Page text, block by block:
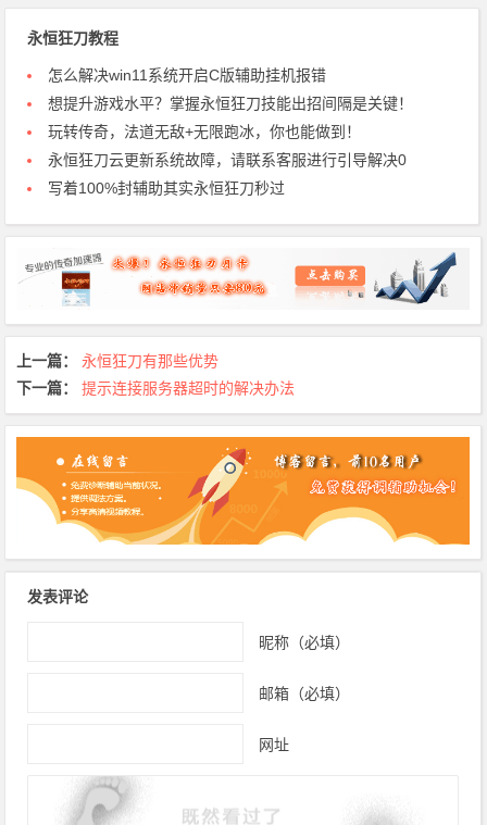
永恒狂刀教程
怎么解决win11系统开启C版辅助挂机报错
想提升游戏水平？掌握永恒狂刀技能出招间隔是关键！
玩转传奇，法道无敌+无限跑冰，你也能做到！
永恒狂刀云更新系统故障，请联系客服进行引导解决0
写着100%封辅助其实永恒狂刀秒过
上一篇：
永恒狂刀有那些优势
下一篇：
提示连接服务器超时的解决办法
发表评论
昵称（必填）
邮箱（必填）
网址